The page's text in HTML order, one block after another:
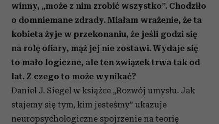
winny, „może z nim zrobić wszystko”. Chodziło
o domniemane zdrady. Miałam wrażenie, że ta
kobieta żyje w przekonaniu, że jeśli godzi się
na rolę ofiary, mąż jej nie zostawi. Wydaje się
to mało logiczne, ale ten związek trwa tak od
lat. Z czego to może wynikać?
Daniel J. Siegel w książce „Rozwój umysłu. Jak
stajemy się tym, kim jesteśmy” ukazuje
neuropsychologiczne spojrzenie na teorię